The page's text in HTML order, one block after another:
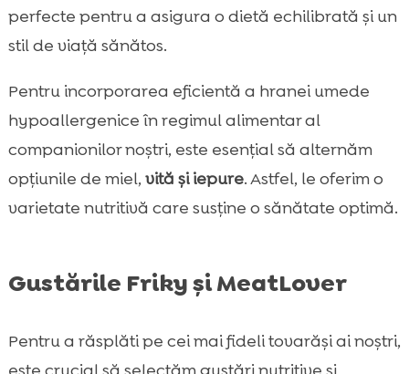
perfecte pentru a asigura o dietă echilibrată și un
stil de viață sănătos.
Pentru incorporarea eficientă a hranei umede
hypoallergenice în regimul alimentar al
companionilor noștri, este esențial să alternăm
opțiunile de miel, vită și iepure. Astfel, le oferim o
varietate nutritivă care susține o sănătate optimă.
Gustările Friky și MeatLover
Pentru a răsplăti pe cei mai fideli tovarăși ai noștri,